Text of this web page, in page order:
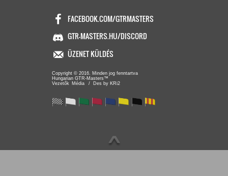
FACEBOOK.COM/GTRMASTERS
GTR-MASTERS.HU/DISCORD
ÜZENET KÜLDÉS
Copyright © 2016. Minden jog fenntartva
Hungarian GTR-Masters™
Vezetők Média / Des by KRi2
∧